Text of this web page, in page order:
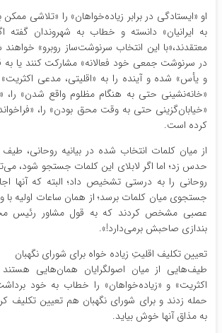
او «ایستادگی در برابر زیاده‌خواهان» را «تلاشی ممکن
به ایرانیان» دانسته و خطاب به شهروندان گفته
معتقدند،«با این انتخاب سرنوشت‌ساز روبرو»
در سرنوشت جمعی خود فعالانه» مشارکت کنند یا به
و یأس» شده و آینده را به «اقلیتی، مدعی اکثریت»
«خانه‌نشینی حتی به هنگام مظلوم واقع شدن»
«خیابان‌گزینی حتی به وقت محق بودن» را،
کرده است.
از میان کلمات انتخاب شده در بیانیه روحانی،
حدس زد؛ اما اگر لابلای این کلمات جستجو شود،
روحانی را به درستی تشخیص داد؛ البته که آنها
جستجوی میان کلمات برسد؛ از همان ساعات اولیه
عصبی مشخص کردند که به قول مشاور رئیس
بندازی صاحبش برمی‌دارد!».
تعیین تکلیف اقلیتِ زیاده خواه برای شورای نگهبان
طیف‌هایی از میان اصولگرایان همان‌هایی
اکثریت» و «زیاده‌خواهان» را خطاب به خود
حمله زدند و برای شورای نگهبان هم تعیین تکلیف
به مذاق آنها خوش بیاید.